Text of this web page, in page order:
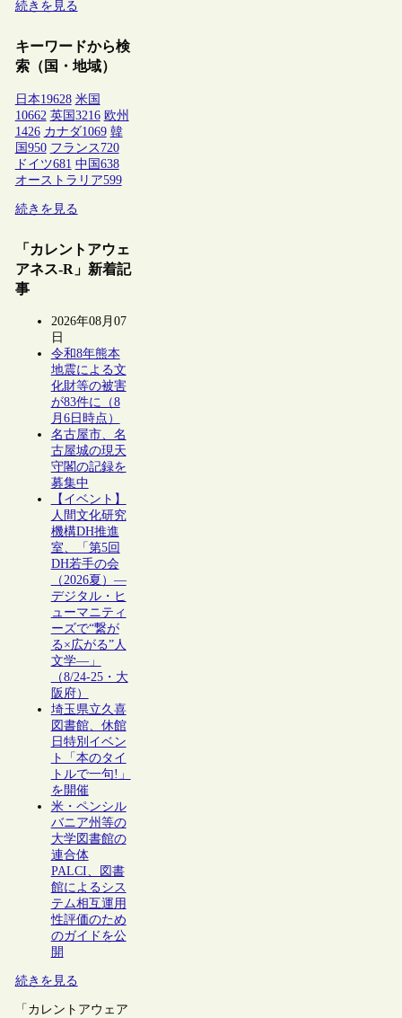
続きを見る
キーワードから検
索（国・地域）
日本19628 米国
10662 英国 3216 欧州
1426 カナダ1069 韓
国 950 フランス 720
ドイツ681 中国 638
オーストラリア599
続きを見る
「カレントアウェ
アネス-R」新着記
事
2026年08月07
日
令和8年熊本
地震による文
化財等の被害
が83件に（8
月6日時点）
名古屋市、名
古屋城の現天
守閣の記録を
募集中
【イベント】
人間文化研究
機構DH推進
室、「第5回
DH若手の会
（2026夏）―
デジタル・ヒ
ューマニティ
ーズで“繋が
る×広がる”人
文学―」
（8/24-25・大
阪府）
埼玉県立久喜
図書館、休館
日特別イベン
ト「本のタイ
トルで一句!」
を開催
米・ペンシル
バニア州等の
大学図書館の
連合体
PALCI、図書
館によるシス
テム相互運用
性評価のため
のガイドを公
開
続きを見る
「カレントアウェア